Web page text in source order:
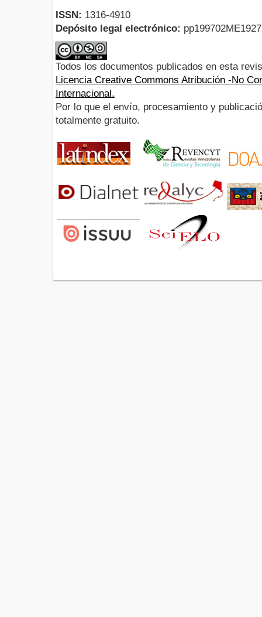
ISSN: 1316-4910
Depósito legal electrónico:
Todos los documentos publicados en esta
Licencia Creative Commons Atribución -No
Internacional.
Por lo que el envío, procesamiento y
totalmente gratuito.